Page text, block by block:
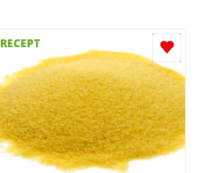
RECEPT